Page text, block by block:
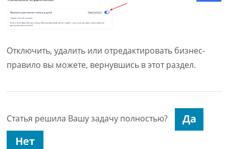
Отключить, удалить или отредактировать бизнес-
правило вы можете, вернувшись в этот раздел.
Статья решила Вашу задачу полностью?